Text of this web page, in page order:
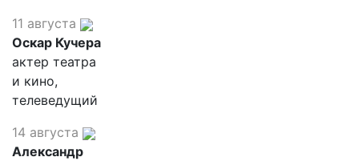
11 августа
Оскар Кучера
актер театра
и кино,
телеведущий
14 августа
Александр